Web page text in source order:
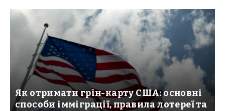
Як отримати грін-карту США: основні
способи імміграції, правила лотереї та